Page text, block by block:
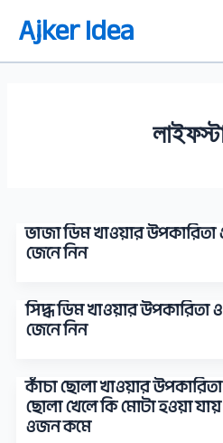
Ajker Idea
ভাজা ডিম খাওয়ার
জেনে নিন
সিদ্ধ ডিম খাওয়ার উপকারিতা
জেনে নিন
কাঁচা ছোলা খাওয়ার
ছোলা খেলে কি মোটা হওয়া
ওজন কমে